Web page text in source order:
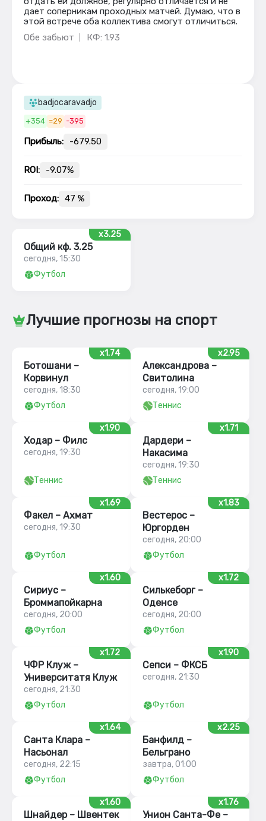
дает соперникам проходных матчей. Думаю, что в
этой встрече оба коллектива смогут отличиться.
Обе забьют
КФ: 1.93
badjocaravadjo
+354 =29 -395
Прибыль: -679.50
ROI: -9.07%
Проход: 47 %
x3.25
Общий кф. 3.25
сегодня, 15:30
Футбол
Лучшие прогнозы на спорт
x1.74
Ботошани –
Корвинул
сегодня, 18:30
Футбол
x2.95
Александрова –
Свитолина
сегодня, 19:00
Теннис
x1.90
Ходар – Филс
сегодня, 19:30
Теннис
x1.71
Дардери –
Накасима
сегодня, 19:30
Теннис
x1.69
Факел – Ахмат
сегодня, 19:30
Футбол
x1.83
Вестерос –
Юргорден
сегодня, 20:00
Футбол
x1.60
Сириус –
Броммапойкарна
сегодня, 20:00
Футбол
x1.72
Силькеборг –
Оденсе
сегодня, 20:00
Футбол
x1.72
ЧФР Клуж –
Университатя Клуж
сегодня, 21:30
Футбол
x1.90
Сепси – ФКСБ
сегодня, 21:30
Футбол
x1.64
Санта Клара –
Насьонал
сегодня, 22:15
Футбол
x2.25
Банфилд –
Бельграно
завтра, 01:00
Футбол
x1.60
Шнайдер – Швентек
x1.76
Унион Санта-Фе –